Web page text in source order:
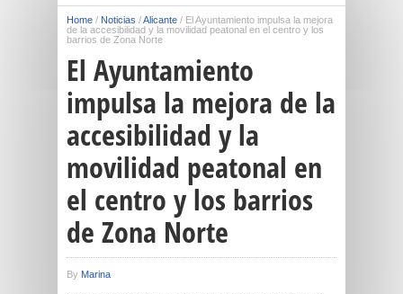
Home / Noticias /Alicante / El Ayuntamiento impulsa la mejora
de la accesibilidad y la movilidad peatonal en el centro y los
barrios de Zona Norte
El Ayuntamiento
impulsa la mejora de la
accesibilidad y la
movilidad peatonal en
el centro y los barrios
de Zona Norte
By Marina